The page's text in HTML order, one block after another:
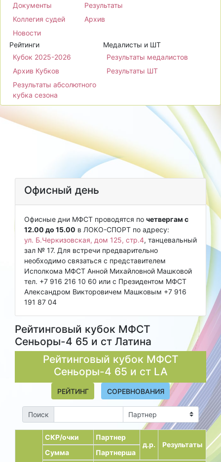
Документы
Коллегия судей
Новости
Результаты
Архив
Рейтинги
Кубок 2025-2026
Архив Кубков
Результаты абсолютного
кубка сезона
Медалисты и ШТ
Результаты медалистов
Результаты ШТ
Рейтинговый кубок МФСТ
Сеньоры-4 65 и ст Латина
Рейтинговый кубок МФСТ
Сеньоры-4 65 и ст LA
РЕЙТИНГ СОРЕВНОВАНИЯ
Поиск
СКР/очки
Партнер
д.р.
Результаты
Сумма
Партнерша
Офисный день
Офисные дни МФСТ проводятся по четвергам с
12.00 до 15.00 в ЛОКО-СПОРТ по адресу:
ул. Б.Черкизовская, дом 125, стр.4, танцевальный
зал № 17. Для встречи предварительно
необходимо связаться с представителем
Исполкома МФСТ Анной Михайловной Машковой
тел. +7 916 216 10 60 или с Президентом МФСТ
Александром Викторовичем Машковым +7 916
191 87 04